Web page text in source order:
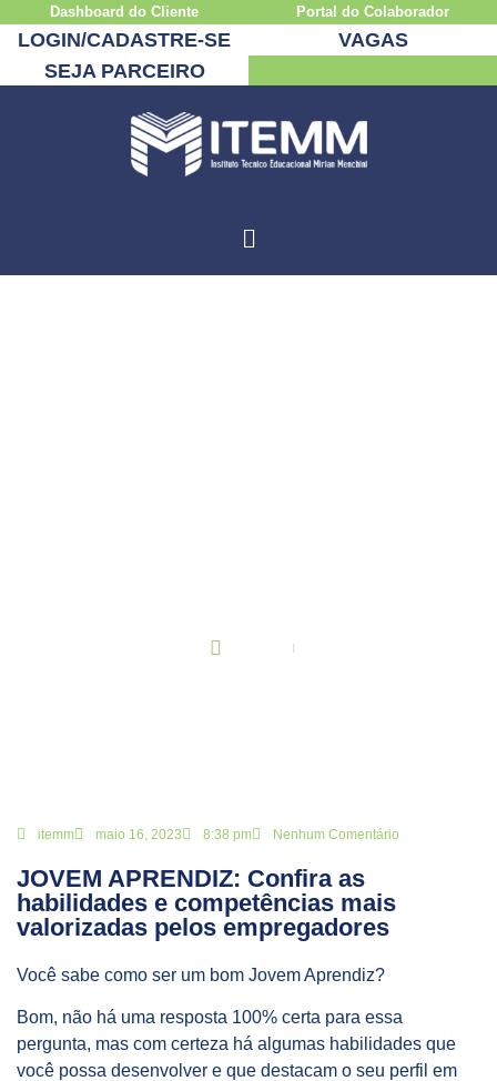
Dashboard do Cliente Portal do Colaborador
LOGIN/CADASTRE-SE
VAGAS
SEJA PARCEIRO
Principal
itemm maio 16, 2023 8:38 pm Nenhum Comentário
JOVEM APRENDIZ: Confira as
habilidades e competências mais
valorizadas pelos empregadores
Você sabe como ser um bom Jovem Aprendiz?
Bom, não há uma resposta 100% certa para essa
pergunta, mas com certeza há algumas habilidades que
você possa desenvolver e que destacam o seu perfil em